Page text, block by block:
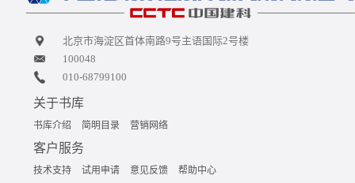
北京市海淀区首体南路9号主语国际2号楼
100048
010-68799100
关于书库
书库介绍 简明目录 营销网络
客户服务
技术支持 试用申请 意见反馈 帮助中心